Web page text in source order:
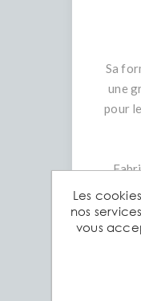
Sa
une
pour
•
•
Les
nos
vous